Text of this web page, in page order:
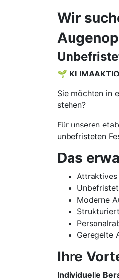
Wir
🌱
Sie möchten in
stehen?
Für unseren
unbefristeten
Das
Attraktives
Moderne
Geregelte
Ihre
Individuelle